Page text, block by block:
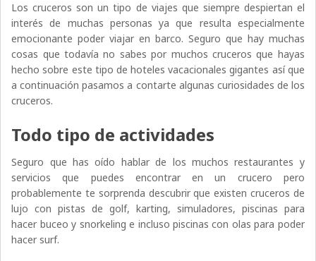
Los cruceros son un tipo de viajes que siempre despiertan el
interés de muchas personas ya que resulta especialmente
emocionante poder viajar en barco. Seguro que hay muchas
cosas que todavía no sabes por muchos cruceros que hayas
hecho sobre este tipo de hoteles vacacionales gigantes así que
a continuación pasamos a contarte algunas curiosidades de los
cruceros.
Todo tipo de actividades
Seguro que has oído hablar de los muchos restaurantes y
servicios que puedes encontrar en un crucero pero
probablemente te sorprenda descubrir que existen cruceros de
lujo con pistas de golf, karting, simuladores, piscinas para
hacer buceo y snorkeling e incluso piscinas con olas para poder
hacer surf.